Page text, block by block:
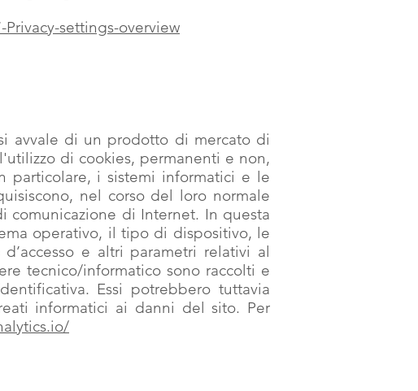
settings-overview
avvale di un prodotto di mercato di
di cookies, permanenti e non,
particolare, i sistemi informatici e le
nel corso del loro normale
comunicazione di Internet. In questa
operativo, il tipo di dispositivo, le
e altri parametri relativi al
tecnico/informatico sono raccolti e
Essi potrebbero tuttavia
informatici ai danni del sito. Per